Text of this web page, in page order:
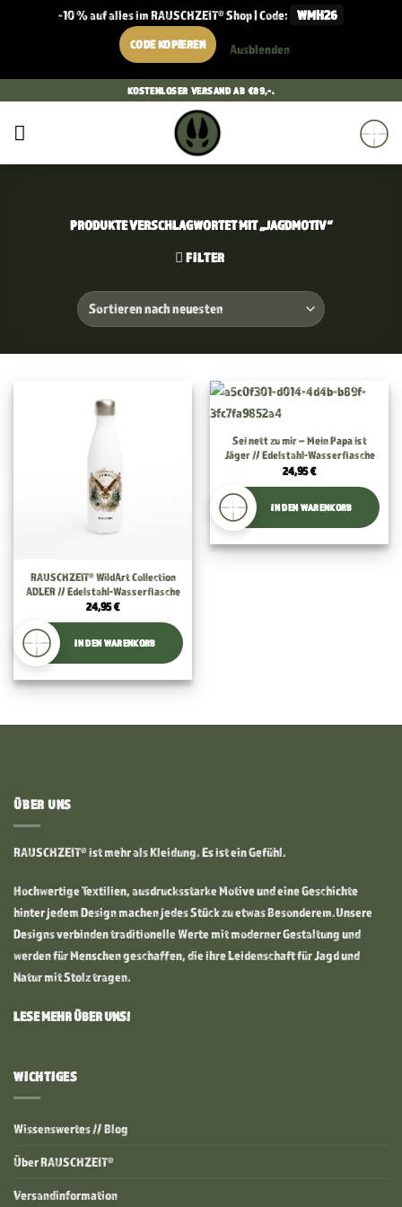
-10 % auf alles im RAUSCHZEIT® Shop | Code: WMH26
CODE KOPIEREN Ausblenden
springen
KOSTENLOSER VERSAND AB €89,-.
PRODUKTE VERSCHLAGWORTET MIT „JAGDMOTIV“
FILTER
RAUSCHZEIT® WildArt Collection
ADLER // Edelstahl-Wasserflasche
24,95€
IN DEN WARENKORB
Sei nett zu mir – Mein Papa ist
Jäger // Edelstahl-Wasserflasche
24,95€
IN DEN WARENKORB
ÜBER UNS
RAUSCHZEIT® ist mehr als Kleidung. Es ist ein Gefühl.
Hochwertige Textilien, ausdrucksstarke Motive und eine Geschichte
hinter jedem Design machen jedes Stück zu etwas Besonderem.Unsere
Designs verbinden traditionelle Werte mit moderner Gestaltung und
werden für Menschen geschaffen, die ihre Leidenschaft für Jagd und
Natur mit Stolz tragen.
LESE MEHR ÜBER UNS!
WICHTIGES
Wissenswertes // Blog
Über RAUSCHZEIT®
Versandinformation